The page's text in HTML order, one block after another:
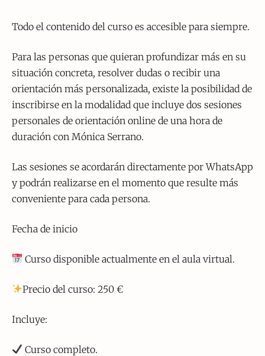
Todo el contenido del curso es accesible para siempre.
Para las personas que quieran profundizar más en su
situación concreta, resolver dudas o recibir una
orientación más personalizada, existe la posibilidad de
inscribirse en la modalidad que incluye dos sesiones
personales de orientación online de una hora de
duración con Mónica Serrano.
Las sesiones se acordarán directamente por WhatsApp
y podrán realizarse en el momento que resulte más
conveniente para cada persona.
Fecha de inicio
Curso disponible actualmente en el aula virtual.
Precio del curso: 250 €
Incluye:
Curso completo.